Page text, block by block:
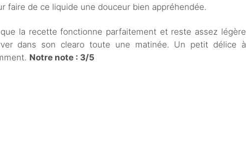
faire de ce liquide une douceur bien appréhendée.
la recette fonctionne parfaitement et reste assez légère
dans son clearo toute une matinée. Un petit délice à
Notre note : 3/5